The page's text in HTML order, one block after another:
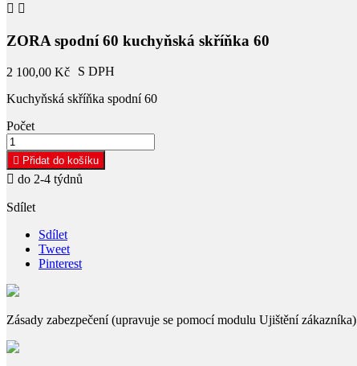
 
ZORA spodní 60 kuchyňská skříňka 60
2 100,00 Kč
S DPH
Kuchyňská skříňka spodní 60
Počet
 Přidat do košíku
 do 2-4 týdnů
Sdílet
Sdílet
Tweet
Pinterest
Zásady zabezpečení (upravuje se pomocí modulu Ujištění zákazníka)